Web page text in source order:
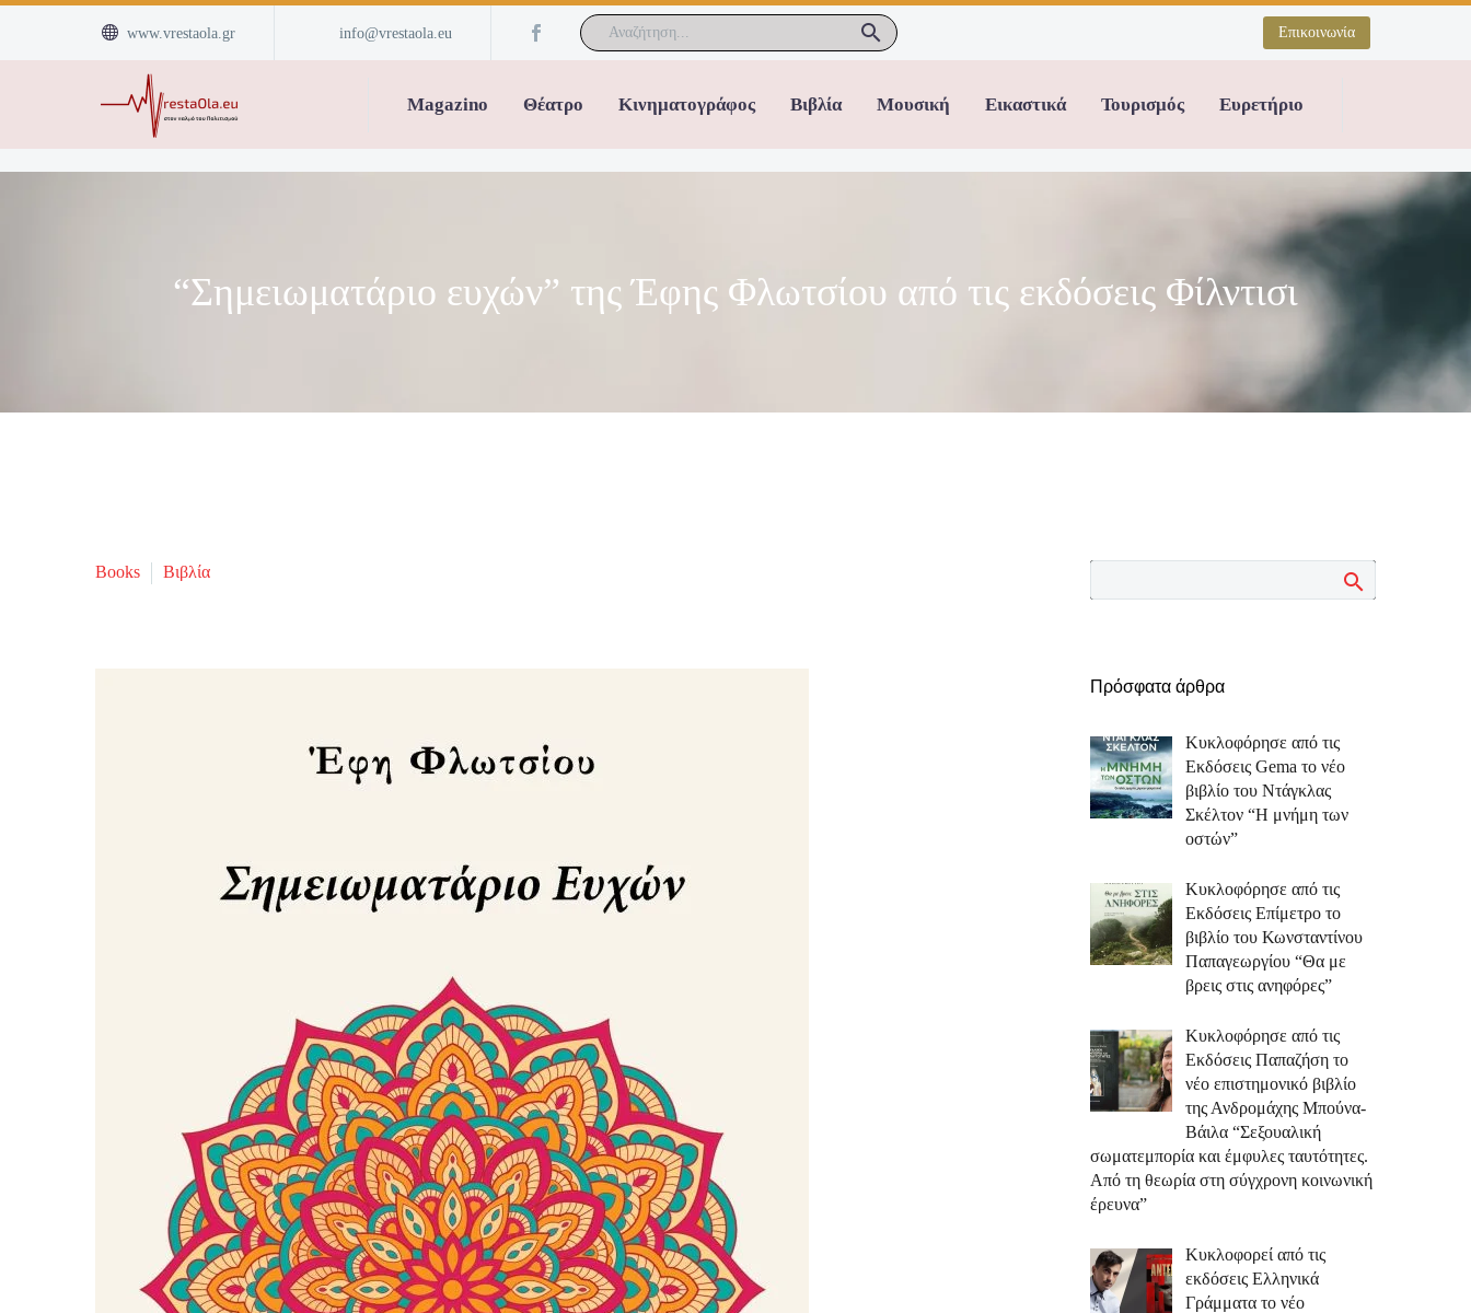

 www.vrestaola.gr info@vrestaola.eu Επικοινωνία
Magazino Θέατρο Κινηματογράφος Βιβλία Μουσική Εικαστικά Τουρισμός Ευρετήριο
“Σημειωματάριο ευχών” της Έφης Φλωτσίου από τις εκδόσεις Φίλντισι
Books Βιβλία
Πρόσφατα άρθρα
Κυκλοφόρησε από τις
Εκδόσεις Gema το νέο
βιβλίο του Ντάγκλας
Σκέλτον “Η μνήμη των
οστών”
Κυκλοφόρησε από τις
Εκδόσεις Επίμετρο το
βιβλίο του Κωνσταντίνου
Παπαγεωργίου “Θα με
βρεις στις ανηφόρες”
Κυκλοφόρησε από τις
Εκδόσεις Παπαζήση το
νέο επιστημονικό βιβλίο
της Ανδρομάχης Μπούνα-
Βάιλα “Σεξουαλική
σωματεμπορία και έμφυλες ταυτότητες.
Από τη θεωρία στη σύγχρονη κοινωνική
έρευνα”
Κυκλοφορεί από τις
εκδόσεις Ελληνικά
Γράμματα το νέο